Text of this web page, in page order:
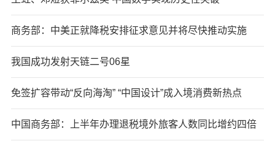
商务部：中美正就降税安排征求意见并将尽快推动实施
我国成功发射天链二号06星
免签扩容带动“反向海淘” “中国设计”成入境消费新热点
中国商务部：上半年办理退税境外旅客人数同比增约四倍